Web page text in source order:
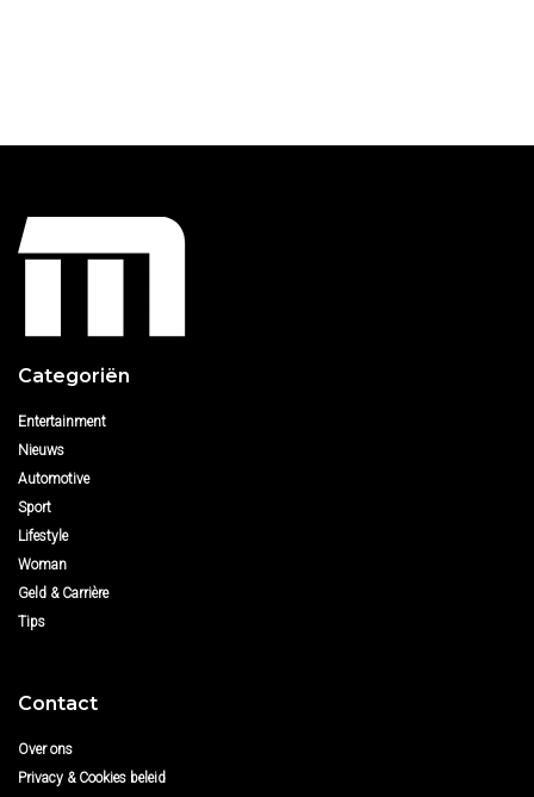
Categoriën
Entertainment
Nieuws
Automotive
Sport
Lifestyle
Woman
Geld & Carrière
Tips
Contact
Over ons
Privacy & Cookies beleid